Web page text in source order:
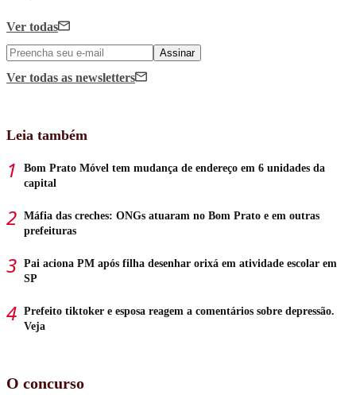
Ver todas
Assinar
Ver todas as newsletters
Leia também
Bom Prato Móvel tem mudança de endereço em 6 unidades da
capital
Máfia das creches: ONGs atuaram no Bom Prato e em outras
prefeituras
Pai aciona PM após filha desenhar orixá em atividade escolar em
SP
Prefeito tiktoker e esposa reagem a comentários sobre depressão.
Veja
O concurso